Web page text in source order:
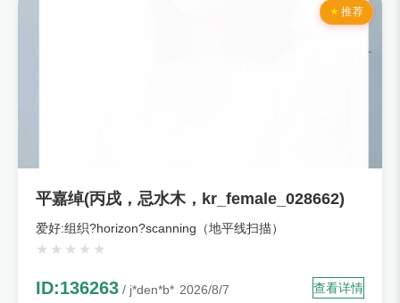
推荐
平嘉绰(丙戌，忌水木，kr_female_028662)
爱好:组织?horizon?scanning（地平线扫描）
ID:136263 / j*den*b* 2026/8/7 查看详情